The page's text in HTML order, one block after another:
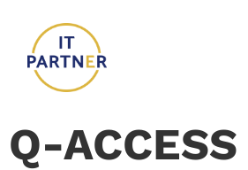
Q-ACCESS